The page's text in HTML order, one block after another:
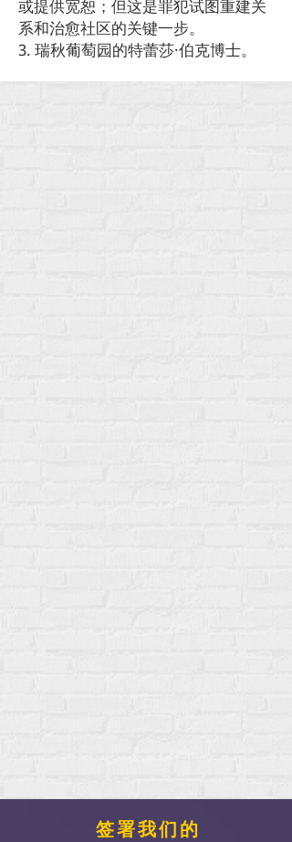
或提供宽恕；但这是罪犯试图重建关
系和治愈社区的关键一步。
3. 瑞秋葡萄园的特蕾莎·伯克博士。
签署我们的